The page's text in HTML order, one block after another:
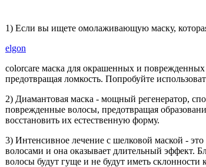
1) Если вы ищете омолаживающую маску,
elgon
colorcare маска для окрашенных и
предотвращая ломкость. Попробуйте
2) Диамантовая маска - мощный регенератор,
поврежденные волосы, предотвращая
восстановить их естественную форму.
3) Интенсивное лечение с шелковой маской -
волосами и она оказывает длительный эффект.
волосы будут гуще и не будут иметь